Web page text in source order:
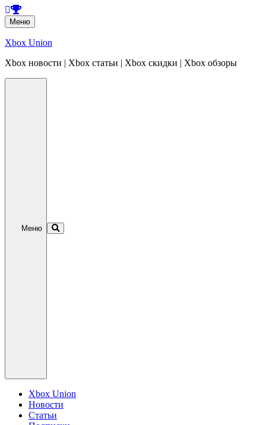
Меню Перейти
к
содержанию
Xbox Union
Xbox новости | Xbox статьи | Xbox скидки | Xbox обзоры
Меню
Xbox Union
Новости
Статьи